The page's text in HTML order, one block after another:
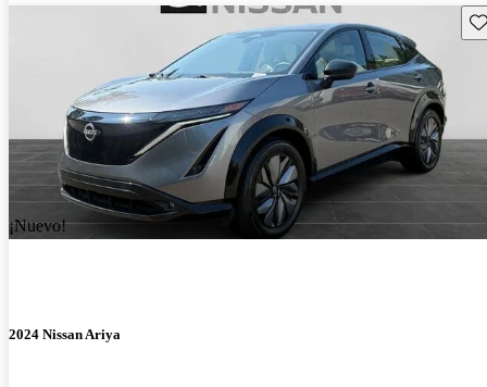
¡Nuevo!
2024 Nissan Ariya